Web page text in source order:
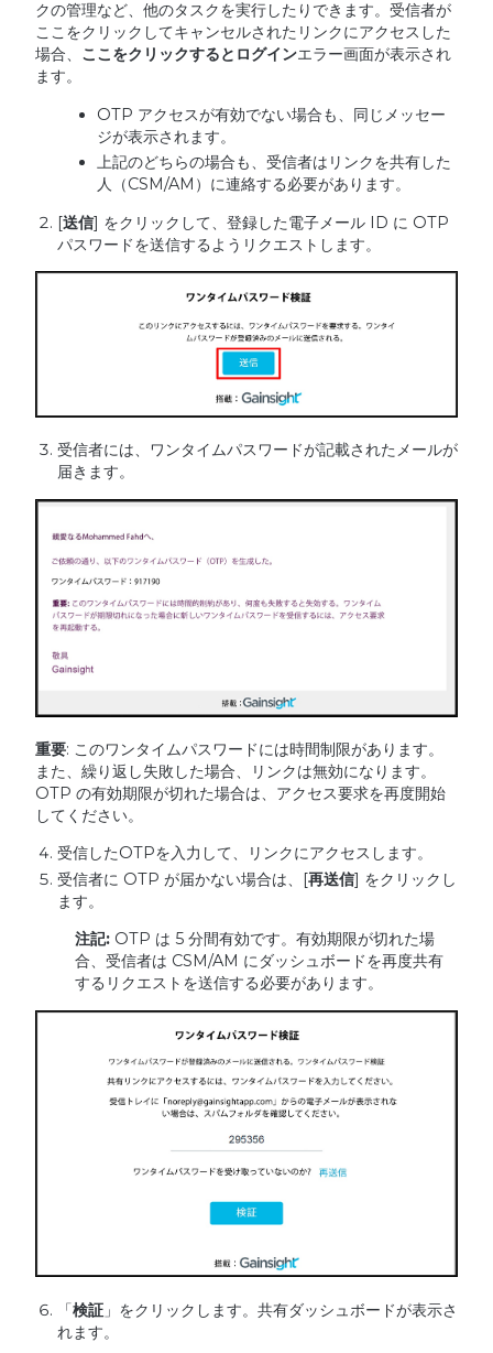
クの管理など、他のタスクを実行したりできます。受信者が
ここをクリックしてキャンセルされたリンクにアクセスした
場合、 ここをクリックするとログインエラー画面が表示され
ます。
OTP アクセスが有効でない場合も、同じメッセー
ジが表示されます。
上記のどちらの場合も、受信者はリンクを共有した
人（CSM/AM）に連絡する必要があります。
[送信] をクリックして、登録した電子メール ID に OTP
パスワードを送信するようリクエストします。
受信者には、ワンタイムパスワードが記載されたメールが
届きます。
重要: このワンタイムパスワードには時間制限があります。
また、繰り返し失敗した場合、リンクは無効になります。
OTP の有効期限が切れた場合は、アクセス要求を再度開始
してください。
受信したOTPを入力して、リンクにアクセスします。
受信者に OTP が届かない場合は、[再送信] をクリックし
ます。
注記: OTP は 5 分間有効です。有効期限が切れた場
合、受信者は CSM/AM にダッシュボードを再度共有
するリクエストを送信する必要があります。
「検証」をクリックします。共有ダッシュボードが表示さ
れます。